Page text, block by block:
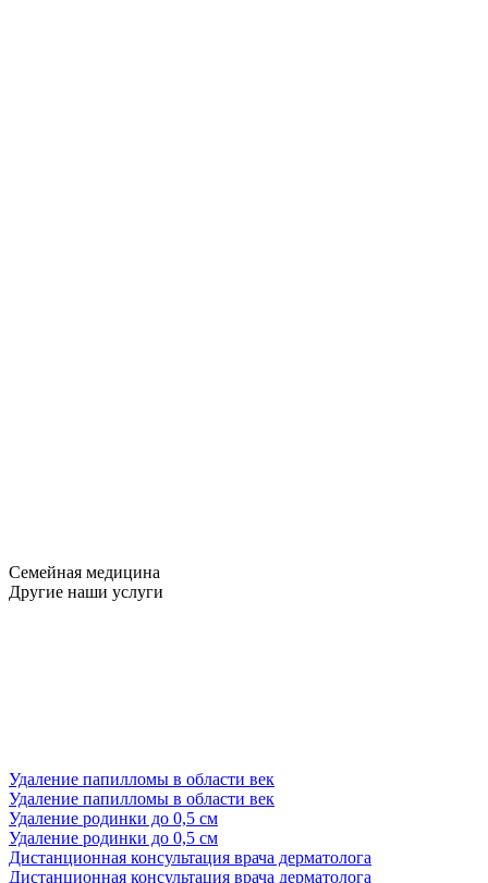
Семейная медицина
Другие наши услуги
Удаление папилломы в области век
Удаление папилломы в области век
Удаление родинки до 0,5 см
Удаление родинки до 0,5 см
Дистанционная консультация врача дерматолога
Дистанционная консультация врача дерматолога